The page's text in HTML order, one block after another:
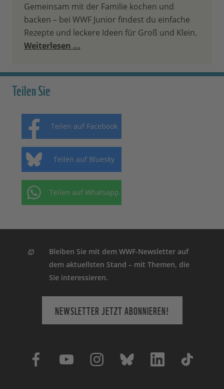
Gemeinsam mit der Familie kochen und
backen – bei WWF Junior findest du einfache
Rezepte und leckere Ideen für Groß und Klein.
Weiterlesen ...
Teilen Sie
Teilen auf Facebook
Teilen auf Bluesky
Teilen auf Whatsapp
Bleiben Sie mit dem WWF-Newsletter auf
dem aktuellsten Stand – mit Themen, die
Sie interessieren.
NEWSLETTER JETZT ABONNIEREN!